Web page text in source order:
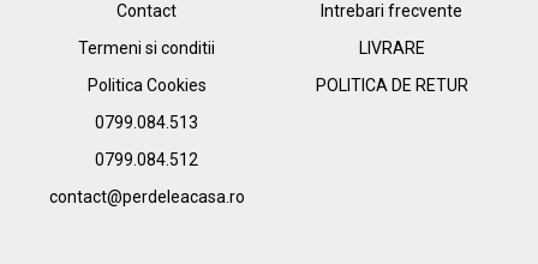
Contact
Termeni si conditii
Politica Cookies
0799.084.513
0799.084.512
contact@perdeleacasa.ro
Intrebari frecvente
LIVRARE
POLITICA DE RETUR